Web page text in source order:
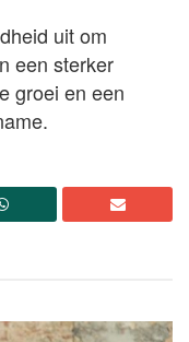
uit om
een sterker
groei en een